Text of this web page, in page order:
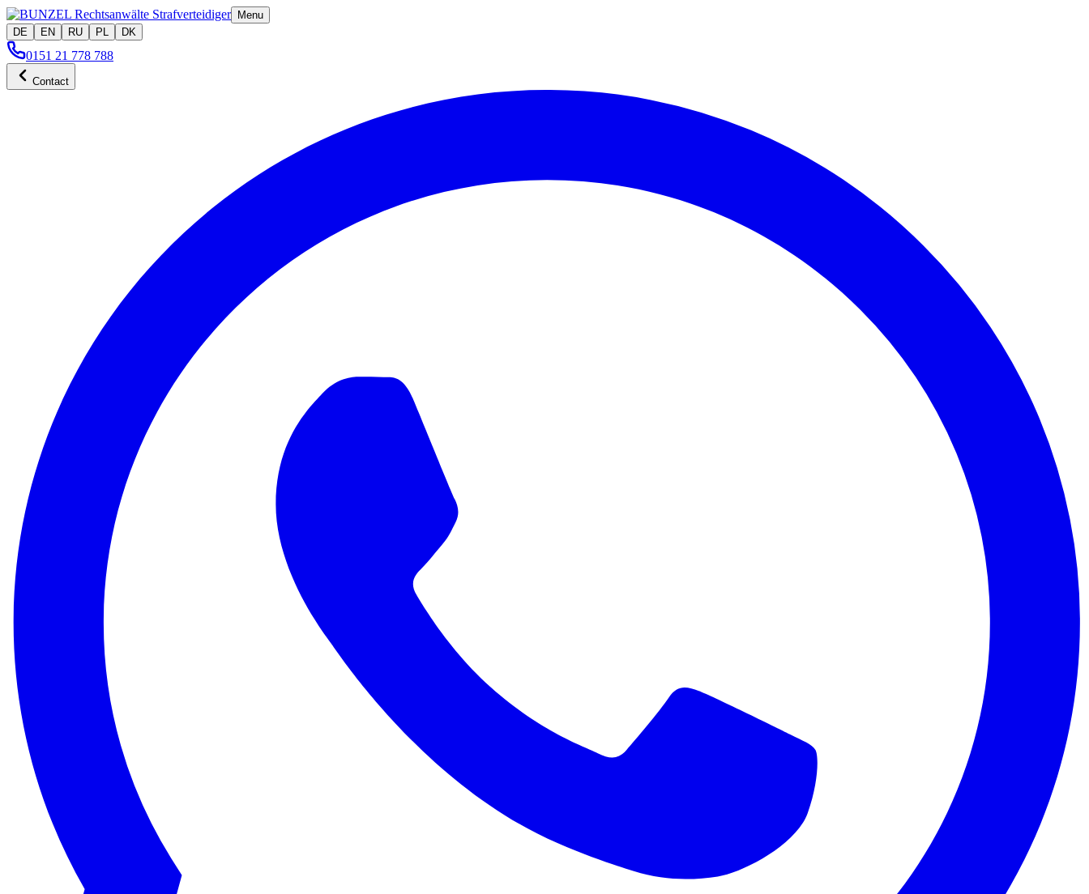
Menu
DE
EN RU PL DK
0151 21 778 788
Contact